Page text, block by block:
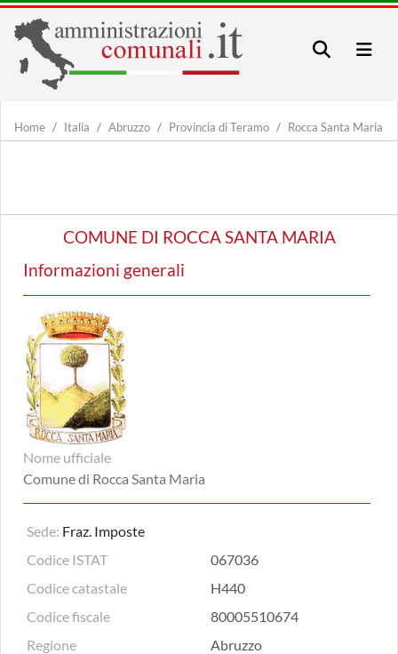
Home Italia Abruzzo Provincia di Teramo Rocca Santa Maria
COMUNE DI ROCCA SANTA MARIA
Informazioni generali
Nome ufficiale
Comune di Rocca Santa Maria
Sede: Fraz. Imposte
Codice ISTAT
067036
Codice catastale
H440
Codice fiscale
80005510674
Regione
Abruzzo